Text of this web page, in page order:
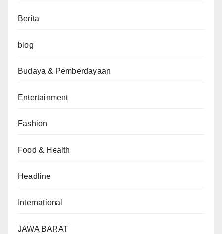
Berita
blog
Budaya & Pemberdayaan
Entertainment
Fashion
Food & Health
Headline
International
JAWA BARAT